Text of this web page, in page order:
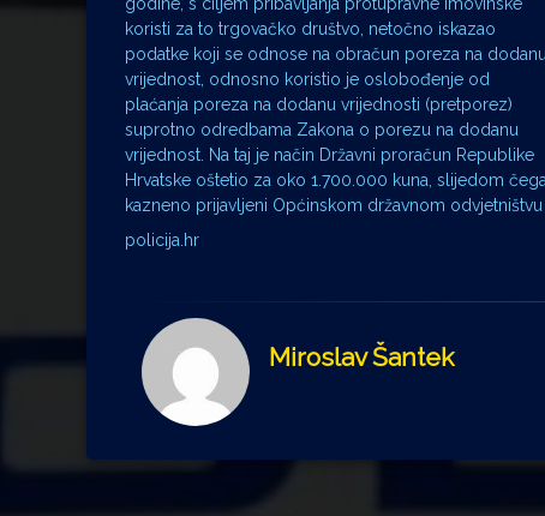
koristi za to trgovačko društvo, netočno iskazao
podatke koji se odnose na obračun poreza na dodanu
vrijednost, odnosno koristio je oslobođenje od
plaćanja poreza na dodanu vrijednosti (pretporez)
suprotno odredbama Zakona o porezu na dodanu
vrijednost. Na taj je način Državni proračun Republike
Hrvatske oštetio za oko 1.700.000 kuna, slijedom
kazneno prijavljeni Općinskom državnom odvjetništvu
policija.hr
Miroslav Šantek